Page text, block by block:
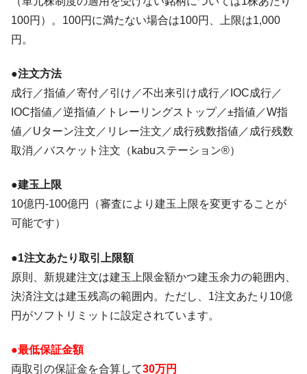
100円）。100円に満たない場合は100円、上限は1,000
円。
●注文方法
成行／指値／寄付／引け／不出来引け成行／IOC成行／
IOC指値／逆指値／トレーリングストップ／±指値／W指
値／Uターン注文／リレー注文／成行残数指値／成行残数
取消／バスケット注文（kabuステーション®）
●建玉上限
10億円-100億円（審査により建玉上限を変更することが
可能です）
●1注文あたり取引上限額
原則、新規建注文は建玉上限金額かつ建玉余力の範囲内、
決済注文は建玉残高の範囲内。ただし、1注文あたり10億
円がソフトリミットに設定されています。
●最低保証金額
両取引の保証金を合算して30万円